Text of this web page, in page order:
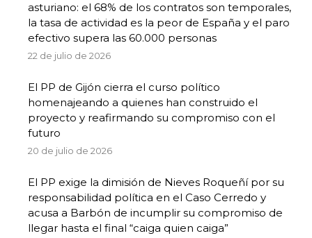
asturiano: el 68% de los contratos son temporales,
la tasa de actividad es la peor de España y el paro
efectivo supera las 60.000 personas
22 de julio de 2026
El PP de Gijón cierra el curso político
homenajeando a quienes han construido el
proyecto y reafirmando su compromiso con el
futuro
20 de julio de 2026
El PP exige la dimisión de Nieves Roqueñí por su
responsabilidad política en el Caso Cerredo y
acusa a Barbón de incumplir su compromiso de
llegar hasta el final “caiga quien caiga”